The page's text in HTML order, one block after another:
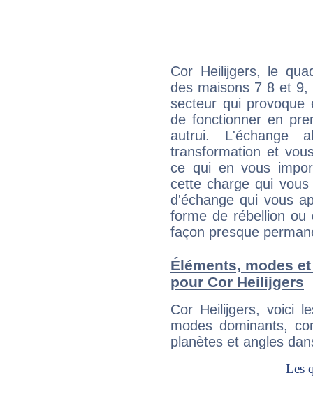
Cor Heilijgers, le
des maisons 7 8 et
secteur qui provoque
de fonctionner en
autrui. L'échange
transformation et
ce qui en vous
cette charge qui
d'échange qui vous
forme de rébellion ou
façon presque
Éléments, modes
pour Cor Heilijgers
Cor Heilijgers, voici
modes dominants,
planètes et angles